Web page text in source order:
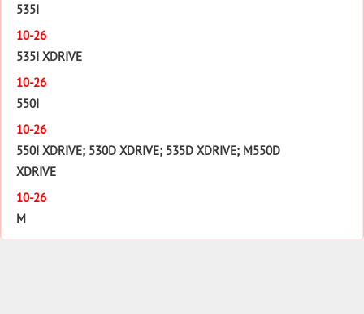
535I
10-26
535I XDRIVE
10-26
550I
10-26
550I XDRIVE; 530D XDRIVE; 535D XDRIVE; M550D
XDRIVE
10-26
M